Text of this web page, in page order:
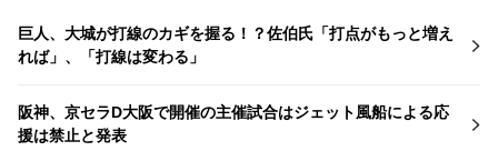
巨人、大城が打線のカギを握る！？佐伯氏「打点がもっと増え
れば」、「打線は変わる」
阪神、京セラD大阪で開催の主催試合はジェット風船による応
援は禁止と発表